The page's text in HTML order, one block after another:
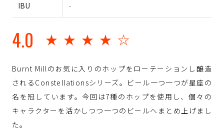
IBU -
4.0 ★★★★☆
Burnt Millのお気に入りのホップをローテーションし醸造
されるConstellationsシリーズ。ビール一つ一つが星座の
名を冠しています。今回は7種のホップを使用し、個々の
キャラクターを活かしつつ一つのビールへまとめ上げまし
た。